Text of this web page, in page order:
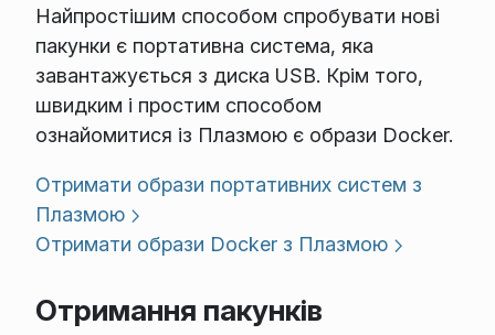
Найпростішим способом спробувати нові
пакунки є портативна система, яка
завантажується з диска USB. Крім того,
швидким і простим способом
ознайомитися із Плазмою є образи Docker.
Отримати образи портативних систем з
Плазмою
Отримати образи Docker з Плазмою
Отримання пакунків